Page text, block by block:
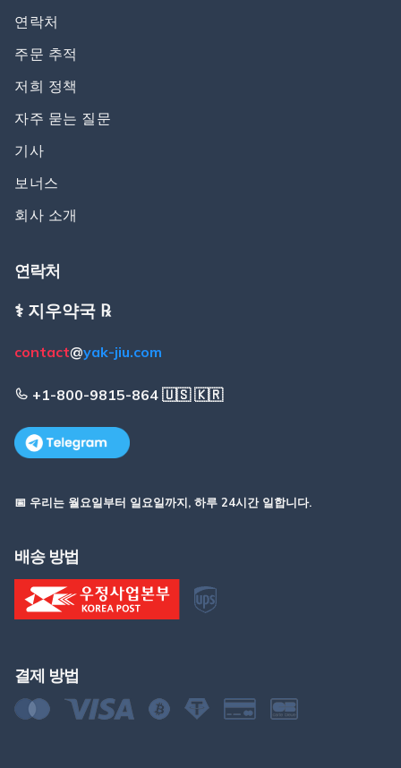
연락처
주문 추적
저희 정책
자주 묻는 질문
기사
보너스
회사 소개
연락처
⚕️ 지우약국 ℞
contact@yak-jiu.com
+1-800-9815-864 🇺🇸 🇰🇷
📅 우리는 월요일부터 일요일까지, 하루 24시간 일합니다.
배송 방법
결제 방법